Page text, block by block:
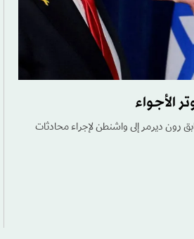
الأجواء
رون ديرمر إلى واشنطن لإجراء محادثات